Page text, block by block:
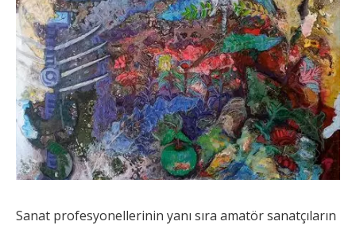
Sanat profesyonellerinin yanı sıra amatör sanatçıların